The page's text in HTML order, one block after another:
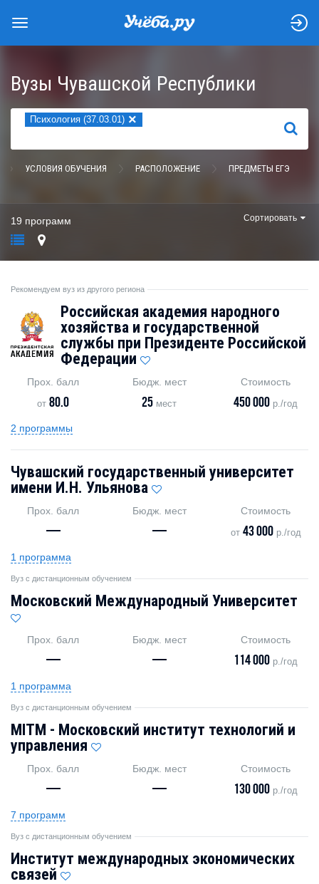
Вузы Чувашской Республики
Психология (37.03.01) ×
НАЙТИ
УСЛОВИЯ ОБУЧЕНИЯ РАСПОЛОЖЕНИЕ ПРЕДМЕТЫ ЕГЭ
19 программ Сортировать
Рекомендуем вуз из другого региона
Российская академия народного
хозяйства и государственной
службы при Президенте Российской
Федерации
Прох. балл
от80.0
Бюдж. мест
25 мест
Стоимость
450 000 р./год
2 программы
Чувашский государственный университет
имени И.Н. Ульянова
Прох. балл
—
Бюдж. мест
—
Стоимость
от 43 000р./год
1 программа
Вуз с дистанционным обучением
Московский Международный Университет
Прох. балл
—
Бюдж. мест
—
Стоимость
114 000 р./год
1 программа
Вуз с дистанционным обучением
MITM - Московский институт технологий и
управления
Прох. балл
—
Бюдж. мест
—
Стоимость
130 000 р./год
7 программ
Вуз с дистанционным обучением
Институт международных экономических
связей